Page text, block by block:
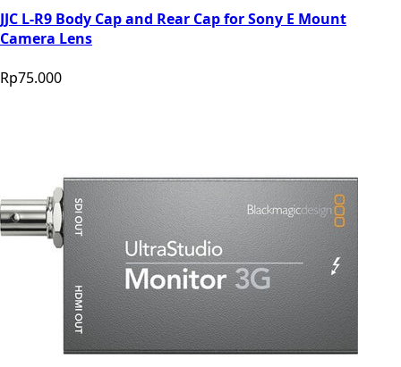
JJC L-R9 Body Cap and Rear Cap for Sony E Mount
Camera Lens
Rp75.000